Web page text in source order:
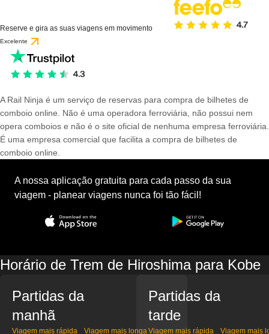
Reserve e gira as suas viagens em movimento
Excelente
A Rail Ninja é um serviço de reservas para compra de bilhetes de
comboio online. Não é uma operadora ferroviária, não possui nem
opera comboios e não é o site oficial de nenhuma empresa ferroviária.
É uma empresa comercial que facilita a compra de bilhetes de
comboio online.
A nossa aplicação gratuita para cada passo da sua
viagem - planear viagens nunca foi tão fácil!
Horário de Trem de Hiroshima para Kobe
Partidas da
manhã
Viagem mais rápida Viagem mais longa
Partidas da
tarde
Viagem mais rápida Viagem mais